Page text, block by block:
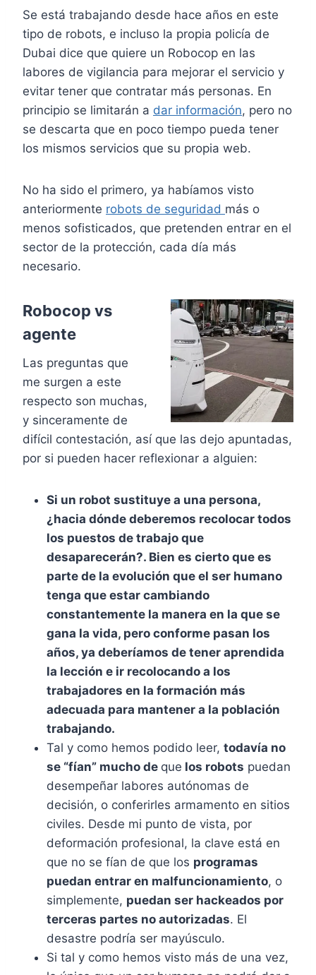
Se está trabajando desde hace años en este
tipo de robots, e incluso la propia policía de
Dubai dice que quiere un Robocop en las
labores de vigilancia para mejorar el servicio y
evitar tener que contratar más personas. En
principio se limitarán a dar información, pero no
se descarta que en poco tiempo pueda tener
los mismos servicios que su propia web.
No ha sido el primero, ya habíamos visto
anteriormente robots de seguridad más o
menos sofisticados, que pretenden entrar en el
sector de la protección, cada día más
necesario.
Robocop vs
agente
Las preguntas que
me surgen a este
respecto son muchas,
y sinceramente de
difícil contestación, así que las dejo apuntadas,
por si pueden hacer reflexionar a alguien:
Si un robot sustituye a una persona,
¿hacia dónde deberemos recolocar todos
los puestos de trabajo que
desaparecerán?. Bien es cierto que es
parte de la evolución que el ser humano
tenga que estar cambiando
constantemente la manera en la que se
gana la vida, pero conforme pasan los
años, ya deberíamos de tener aprendida
la lección e ir recolocando a los
trabajadores en la formación más
adecuada para mantener a la población
trabajando.
Tal y como hemos podido leer, todavía no
se “fían” mucho de que los robots puedan
desempeñar labores autónomas de
decisión, o conferirles armamento en sitios
civiles. Desde mi punto de vista, por
deformación profesional, la clave está en
que no se fían de que los programas
puedan entrar en malfuncionamiento, o
simplemente, puedan ser hackeados por
terceras partes no autorizadas. El
desastre podría ser mayúsculo.
Si tal y como hemos visto más de una vez,